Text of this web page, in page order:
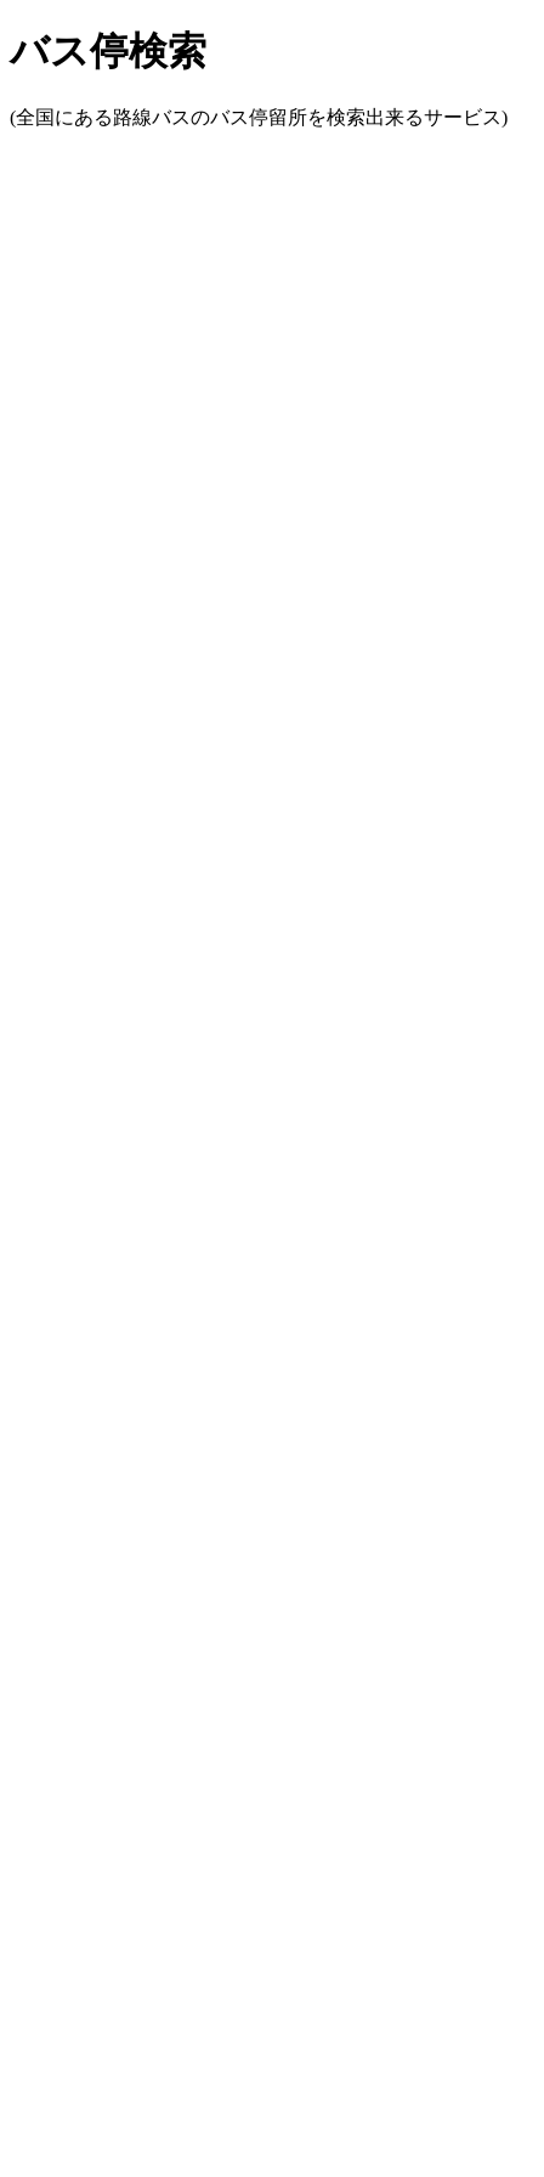
バス停検索
(全国にある路線バスのバス停留所を検索出来るサービス)